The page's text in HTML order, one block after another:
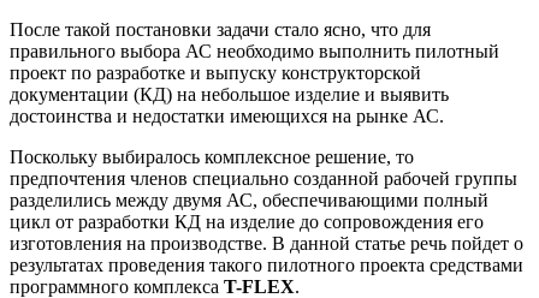
После такой постановки задачи стало ясно, что для
правильного выбора АС необходимо выполнить пилотный
проект по разработке и выпуску конструкторской
документации (КД) на небольшое изделие и выявить
достоинства и недостатки имеющихся на рынке АС.
Поскольку выбиралось комплексное решение, то
предпочтения членов специально созданной рабочей группы
разделились между двумя АС, обеспечивающими полный
цикл от разработки КД на изделие до сопровождения его
изготовления на производстве. В данной статье речь пойдет о
результатах проведения такого пилотного проекта средствами
программного комплекса T-FLEX.